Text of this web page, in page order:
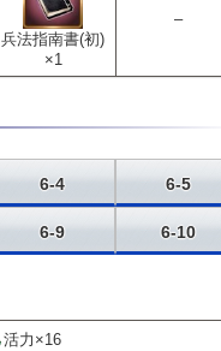
兵法指南書(初)
×1
–
6-4 6-5
6-9 6-10
活力×16